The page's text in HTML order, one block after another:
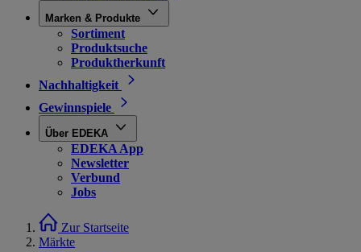
Marken & Produkte
Sortiment
Produktsuche
Produktherkunft
Nachhaltigkeit
Gewinnspiele
Über EDEKA
EDEKA App
Newsletter
Verbund
Jobs
Zur Startseite
Märkte